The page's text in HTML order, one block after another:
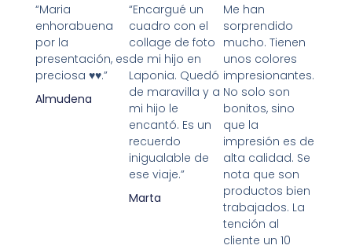
“Maria
enhorabuena
por la
presentación, es
preciosa ♥️♥️.”
Almudena
“Encargué un
cuadro con el
collage de foto
de mi hijo en
Laponia. Quedó
de maravilla y a
mi hijo le
encantó. Es un
recuerdo
inigualable de
ese viaje.”
Marta
Me han
sorprendido
mucho. Tienen
unos colores
impresionantes.
No solo son
bonitos, sino
que la
impresión es de
alta calidad. Se
nota que son
productos bien
trabajados. La
tención al
cliente un 10